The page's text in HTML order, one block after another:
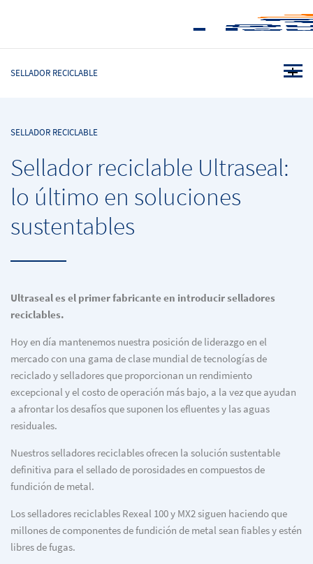
SELLADOR RECICLABLE
SELLADOR RECICLABLE
Sellador reciclable Ultraseal:
lo último en soluciones
sustentables
Ultraseal es el primer fabricante en introducir selladores
reciclables.
Hoy en día mantenemos nuestra posición de liderazgo en el
mercado con una gama de clase mundial de tecnologías de
reciclado y selladores que proporcionan un rendimiento
excepcional y el costo de operación más bajo, a la vez que ayudan
a afrontar los desafíos que suponen los efluentes y las aguas
residuales.
Nuestros selladores reciclables ofrecen la solución sustentable
definitiva para el sellado de porosidades en compuestos de
fundición de metal.
Los selladores reciclables Rexeal 100 y MX2 siguen haciendo que
millones de componentes de fundición de metal sean fiables y estén
libres de fugas.